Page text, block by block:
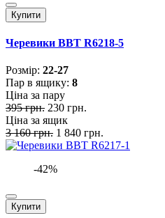
Купити
Черевики BBT R6218-5
Розмiр: 22-27
Пар в ящику: 8
Ціна за пару
395 грн. 230 грн.
Ціна за ящик
3 160 грн. 1 840 грн.
-42%
Купити